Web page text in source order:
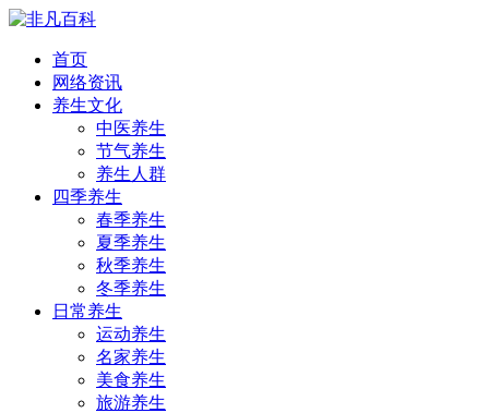
首页
网络资讯
养生文化
中医养生
节气养生
养生人群
四季养生
春季养生
夏季养生
秋季养生
冬季养生
日常养生
运动养生
名家养生
美食养生
旅游养生